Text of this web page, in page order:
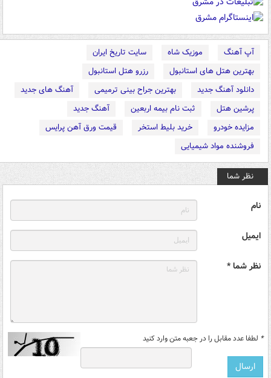
آپ آهنگ موزیک شاه
سایت تاریخ ایران
بهترین هتل های استانبول
رزرو هتل استانبول
دانلود آهنگ جدید
بهترین جراح بینی ترمیمی
آهنگ های جدید
پرشین هتل
ثبت نام بیمه اربعین
آهنگ جدید
مزایده خودرو
خرید بلیط استخر
قیمت ورق آهن پرایس
فروشنده مواد شیمیایی
نظر شما
نام
ایمیل
نظر شما *
* لطفا عدد مقابل را در جعبه متن وارد کنید